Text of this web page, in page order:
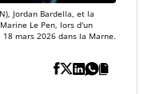
Jordan Bardella, et la
Le Pen, lors d'un
mars 2026 dans la Marne.